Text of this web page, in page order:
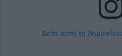
Δείτε αυτή τη